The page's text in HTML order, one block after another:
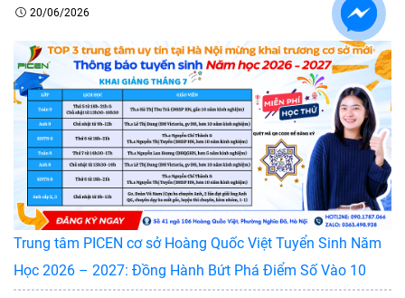
20/06/2026
Trung tâm PICEN cơ sở Hoàng Quốc Việt Tuyển Sinh Năm
Học 2026 – 2027: Đồng Hành Bứt Phá Điểm Số Vào 10